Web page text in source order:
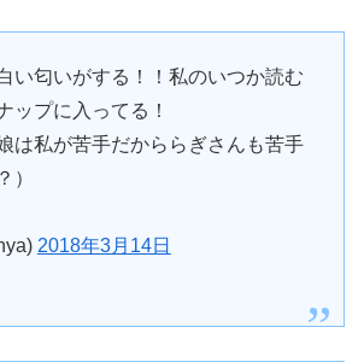
い匂いがする！！私のいつか読む
ップに入ってる！
は私が苦手だかららぎさんも苦手
）
2018年3月14日